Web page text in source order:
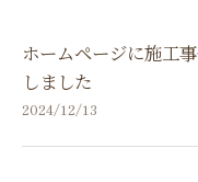
ホームページに施工
しました
2024/12/13